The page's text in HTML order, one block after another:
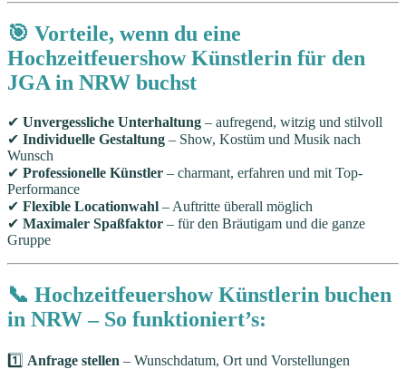
🎯 Vorteile, wenn du eine
Hochzeitfeuershow Künstlerin für den
JGA in NRW buchst
✔ Unvergessliche Unterhaltung – aufregend, witzig und stilvoll
✔ Individuelle Gestaltung – Show, Kostüm und Musik nach
Wunsch
✔ Professionelle Künstler – charmant, erfahren und mit Top-
Performance
✔ Flexible Locationwahl – Auftritte überall möglich
✔ Maximaler Spaßfaktor – für den Bräutigam und die ganze
Gruppe
📞 Hochzeitfeuershow Künstlerin buchen
in NRW – So funktioniert’s:
1️⃣ Anfrage stellen – Wunschdatum, Ort und Vorstellungen